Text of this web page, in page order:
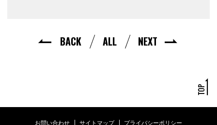
BACK ALL NEXT
お問い合わせ サイトマップ プライバシーポリシー